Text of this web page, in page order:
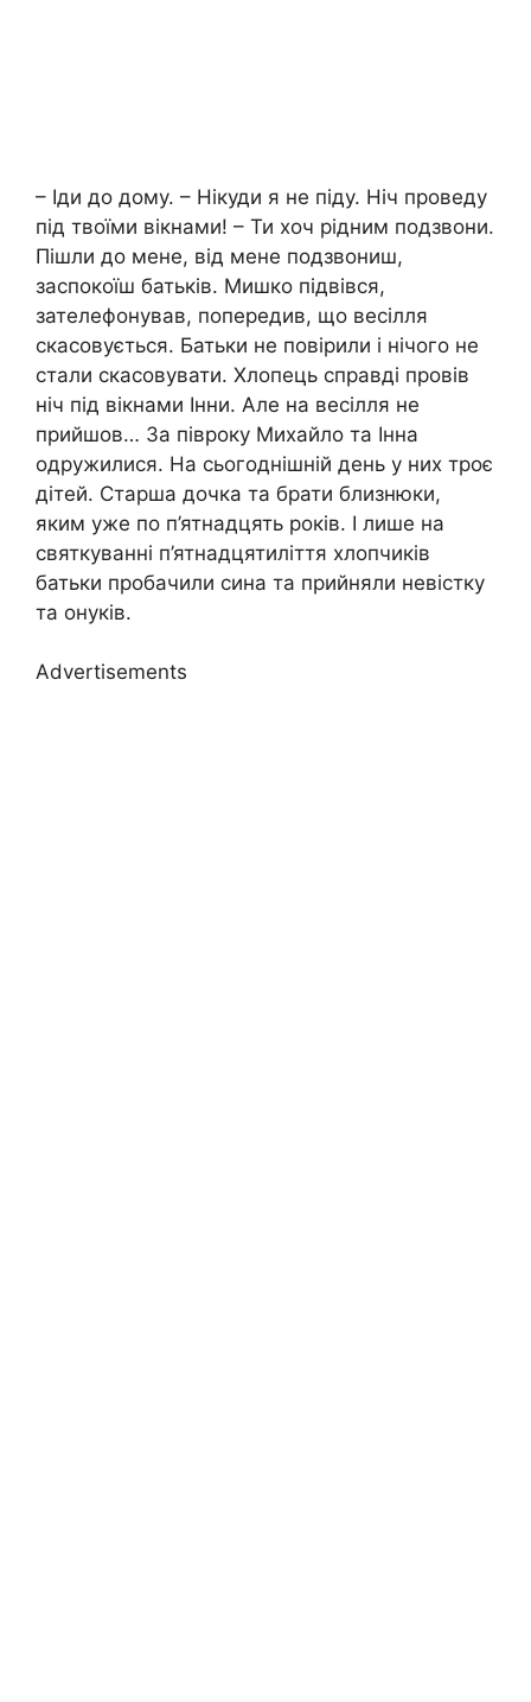
– Іди до дому. – Нікуди я не піду. Ніч проведу
під твоїми вікнами! – Ти хоч рідним подзвони.
Пішли до мене, від мене подзвониш,
заспокоїш батьків. Мишко підвівся,
зателефонував, попередив, що весілля
скасовується. Батьки не повірили і нічого не
стали скасовувати. Хлопець справді провів
ніч під вікнами Інни. Але на весілля не
прийшов… За півроку Михайло та Інна
одружилися. На сьогоднішній день у них троє
дітей. Старша дочка та брати близнюки,
яким уже по п’ятнадцять років. І лише на
святкуванні п’ятнадцятиліття хлопчиків
батьки пробачили сина та прийняли невістку
та онуків.
Advertisements